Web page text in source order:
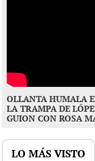
OLLANTA HUMALA
LA TRAMPA DE
GUION CON ROSA
LO MÁS VISTO